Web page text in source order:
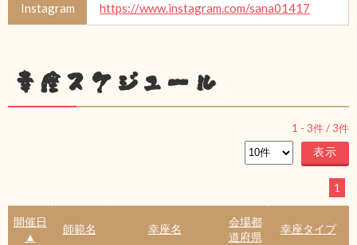
Instagram https://www.instagram.com/sana01417
幸座スケジュール
1 - 3件 /3件
1
開催日
▲
師範名 幸座名
会場都
道府県
幸座タイプ